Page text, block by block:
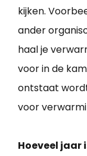
kijken.
ander
haal je
voor in de
ontstaat
voor
Hoeveel jaar